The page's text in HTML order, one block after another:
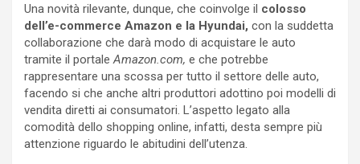
Una novità rilevante, dunque, che coinvolge il colosso
dell’e-commerce Amazon e la Hyundai, con la suddetta
collaborazione che darà modo di acquistare le auto
tramite il portaleAmazon.com, e che potrebbe
rappresentare una scossa per tutto il settore delle auto,
facendo si che anche altri produttori adottino poi modelli di
vendita diretti ai consumatori. L’aspetto legato alla
comodità dello shopping online, infatti, desta sempre più
attenzione riguardo le abitudini dell’utenza.